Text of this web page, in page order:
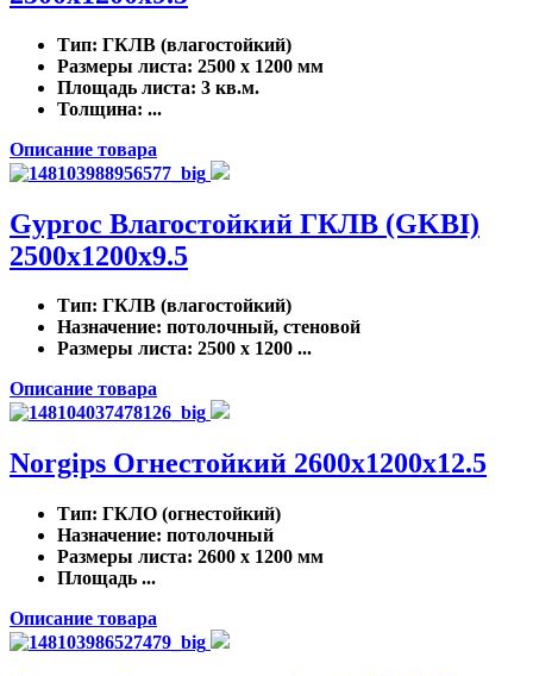
Тип: ГКЛВ (влагостойкий)
Размеры листа: 2500 x 1200 мм
Площадь листа: 3 кв.м.
Толщина: ...
Описание товара
Gyproc Влагостойкий ГКЛВ (GKBI)
2500x1200x9.5
Тип: ГКЛВ (влагостойкий)
Назначение: потолочный, стеновой
Размеры листа: 2500 x 1200 ...
Описание товара
Norgips Огнестойкий 2600x1200x12.5
Тип: ГКЛО (огнестойкий)
Назначение: потолочный
Размеры листа: 2600 x 1200 мм
Площадь ...
Описание товара